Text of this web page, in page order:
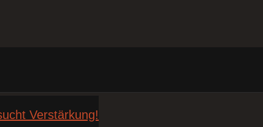
Verstärkung!